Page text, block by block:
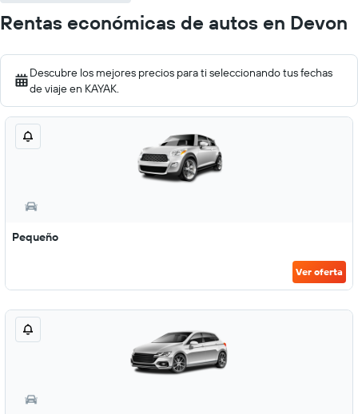
Rentas económicas de autos en Devon
Descubre los mejores precios para ti seleccionando tus fechas
de viaje en KAYAK.
Pequeño
Ver oferta